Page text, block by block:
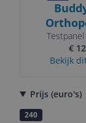
-
€
Bekijk
Prijs (euro's)
10
240